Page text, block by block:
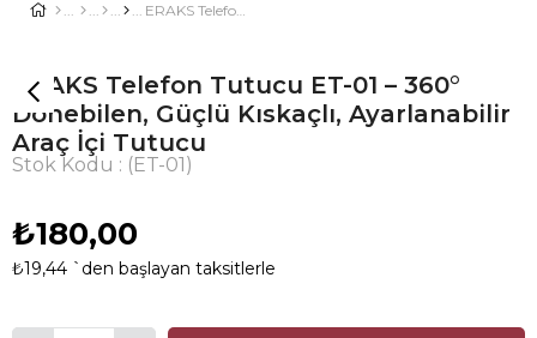
ERAKS Telefon Tutucu ET-01 – 360° Dönebilen, Güçlü Kıskaçlı, Ayarlanabilir Araç İçi Tutucu
ERAKS Telefon Tutucu ET-01 – 360°
Dönebilen, Güçlü Kıskaçlı, Ayarlanabilir
Araç İçi Tutucu
Stok Kodu (ET-01)
₺180,00
₺19,44 `den başlayan taksitlerle